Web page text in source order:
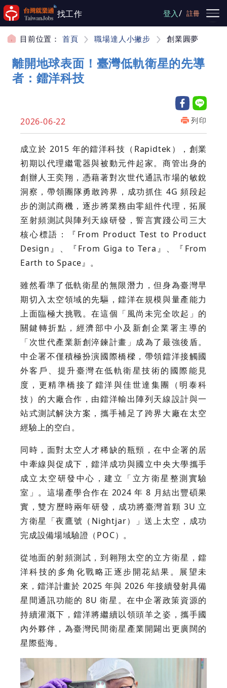
跳到主要內容
找工作 登入/ 註冊
目前位置： 首頁 職場達人小撇步 創業圓夢
離開地球表面！臺灣低軌衛星的先導
者：鐳洋科技
2026-06-22 列印
成立於 2015 年的鐳洋科技（Rapidtek），創業
初期以代理繼電器與被動元件起家。商管出身的
創辦人王奕翔，憑藉著對次世代通訊市場的敏銳
洞察，帶領團隊勇敢跨界，成功抓住 4G 頻段起
步的測試商機，逐步將業務由零組件代理，拓展
至射頻測試與陣列天線研發，誓言實踐公司三大
核心標語：『From Product Test to Product
Design』、『From Giga to Tera』、『From
Earth to Space』。
雖然看準了低軌衛星的無限潛力，但身為臺灣早
期切入太空領域的先驅，鐳洋在規模與量產能力
上面臨極大挑戰。在這個「風尚未完全吹起」的
關鍵轉折點，經濟部中小及新創企業署主導的
「次世代產業新創淬鍊計畫」成為了最強後盾。
中企署不僅積極扮演國際橋樑，帶領鐳洋接觸國
外客戶、提升臺灣在低軌衛星技術的國際能見
度，更精準橋接了鐳洋與佳世達集團（明泰科
技）的大廠合作，由鐳洋輸出陣列天線設計與一
站式測試解決方案，攜手補足了跨界大廠在太空
經驗上的空白。
同時，面對太空人才稀缺的瓶頸，在中企署的居
中牽線與促成下，鐳洋成功與國立中央大學攜手
成立太空研發中心，建立「立方衛星整測實驗
室」。這場產學合作在 2024 年 8 月結出豐碩果
實，雙方歷時兩年研發，成功將臺灣首顆 3U 立
方衛星「夜鷹號（Nightjar）」送上太空，成功
完成設備場域驗證（POC）。
從地面的射頻測試，到翱翔太空的立方衛星，鐳
洋科技的多角化戰略正逐步開花結果。展望未
來，鐳洋計畫於 2025 年與 2026 年接續發射具備
星間通訊功能的 8U 衛星。在中企署政策資源的
持續灌溉下，鐳洋將繼續以領頭羊之姿，攜手國
內外夥伴，為臺灣民間衛星產業開闢出更廣闊的
星際藍海。